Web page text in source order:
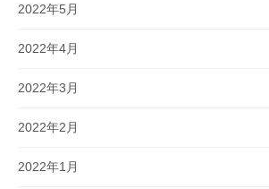
2022年5月
2022年4月
2022年3月
2022年2月
2022年1月